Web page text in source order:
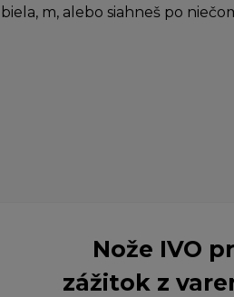
m, alebo siahneš po
Nože IVO
zážitok z